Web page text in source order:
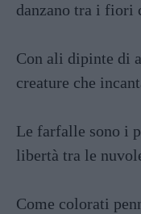
danzano tra i fiori
Con ali dipinte di
creature che
Le farfalle sono i
libertà tra le
Come colorati